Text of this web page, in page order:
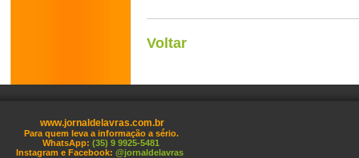
Voltar
www.jornaldelavras.com.br
Para quem leva a informação a sério.
WhatsApp: (35) 9 9925-5481
Instagram e Facebook: @jornaldelavras